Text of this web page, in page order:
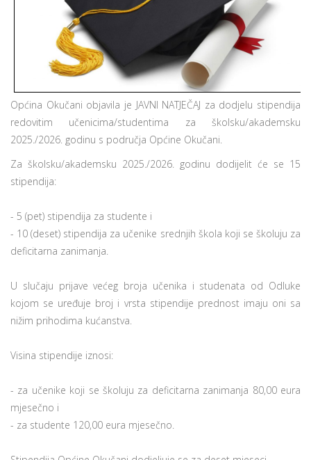
Općina Okučani objavila je JAVNI NATJEČAJ za dodjelu stipendija
redovitim učenicima/studentima za školsku/akademsku
2025./2026. godinu s područja Općine Okučani.
Za školsku/akademsku 2025./2026. godinu dodijelit će se 15
stipendija:
- 5 (pet) stipendija za studente i
- 10 (deset) stipendija za učenike srednjih škola koji se školuju za
deficitarna zanimanja.
U slučaju prijave većeg broja učenika i studenata od Odluke
kojom se uređuje broj i vrsta stipendije prednost imaju oni sa
nižim prihodima kućanstva.
Visina stipendije iznosi:
- za učenike koji se školuju za deficitarna zanimanja 80,00 eura
mjesečno i
- za studente 120,00 eura mjesečno.